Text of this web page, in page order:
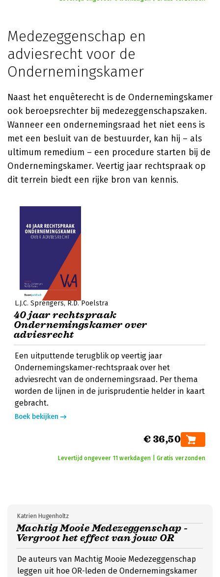
Medezeggenschap en
adviesrecht voor de
Ondernemingskamer
Naast het enquêterecht is de Ondernemingskamer
ook beroepsrechter bij medezeggenschapszaken.
Wanneer een ondernemingsraad het niet eens is
met een besluit van de bestuurder, kan hij – als
ultimum remedium – een procedure starten bij de
Ondernemingskamer. Veertig jaar rechtspraak op
dit terrein biedt een rijke bron van kennis.
L.J.C. Sprengers R.D. Poelstra
40 jaar rechtspraak
Ondernemingskamer over
adviesrecht
Een uitputtende terugblik op veertig jaar
Ondernemingskamer-rechtspraak over het
adviesrecht van de ondernemingsraad. Per thema
worden de lijnen in de jurisprudentie helder in kaart
gebracht.
Boek bekijken
€ 36,50
Levertijd ongeveer 11 werkdagen | Gratis verzonden
Machtig Mooie Medezeggenschap -
Vergroot het effect van jouw OR
Katrien Hugenholtz
De auteurs van Machtig Mooie Medezeggenschap
leggen uit hoe OR-leden de Ondernemingskamer